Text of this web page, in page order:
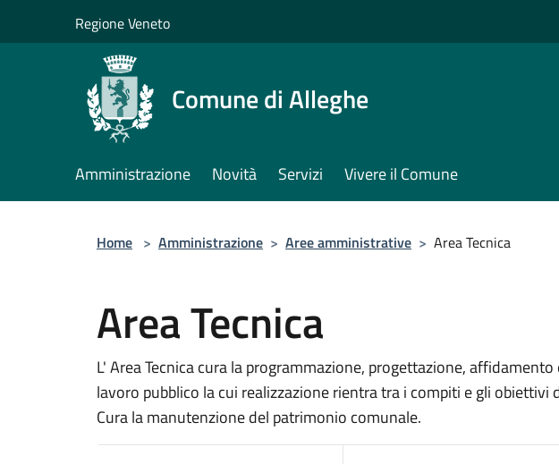
Regione Veneto
Comune di Alleghe
Amministrazione Novità Servizi Vivere il Comune
Home > Amministrazione > Aree amministrative > Area Tecnica
Area Tecnica
L' Area Tecnica cura la programmazione, progettazione,
lavoro pubblico la cui realizzazione rientra tra i compiti e gli obiettivi
Cura la manutenzione del patrimonio comunale.